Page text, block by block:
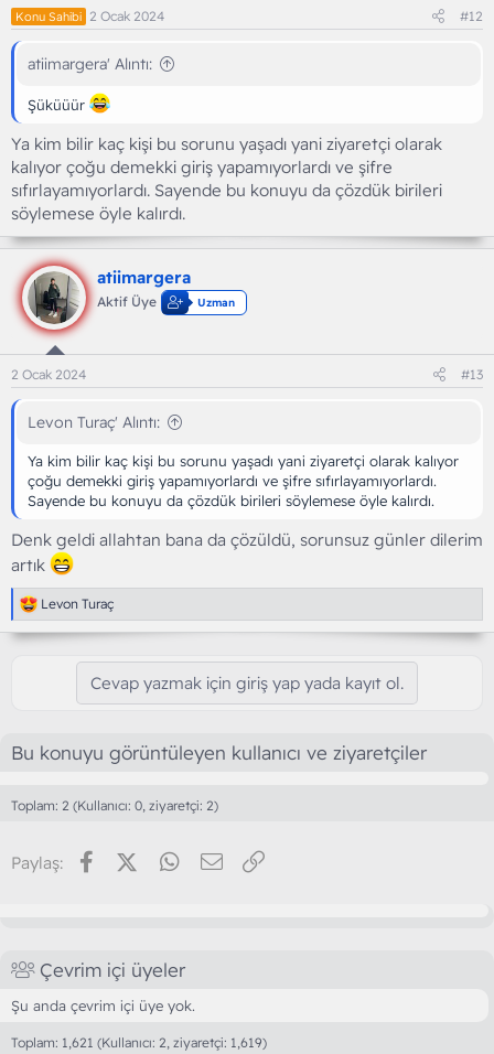
Konu Sahibi 2 Ocak 2024 #12
atiimargera' Alıntı:
Şüküüür
Ya kim bilir kaç kişi bu sorunu yaşadı yani ziyaretçi olarak
kalıyor çoğu demekki giriş yapamıyorlardı ve şifre
sıfırlayamıyorlardı. Sayende bu konuyu da çözdük birileri
söylemese öyle kalırdı.
atiimargera
Aktif Üye Uzman
2 Ocak 2024 #13
Levon Turaç' Alıntı:
Ya kim bilir kaç kişi bu sorunu yaşadı yani ziyaretçi olarak kalıyor
çoğu demekki giriş yapamıyorlardı ve şifre sıfırlayamıyorlardı.
Sayende bu konuyu da çözdük birileri söylemese öyle kalırdı.
Denk geldi allahtan bana da çözüldü, sorunsuz günler dilerim
artık
T
e
p
:
Levon Turaç
Cevap yazmak için giriş yap yada kayıt ol.
Bu konuyu görüntüleyen kullanıcı ve ziyaretçiler
Toplam: 2 (Kullanıcı: 0, ziyaretçi: 2)
Paylaş: FacebookX (Twitter)WhatsApp
E-posta
Çevrim içi üyeler
Şu anda çevrim içi üye yok.
Toplam: 1,621 (Kullanıcı: 2, ziyaretçi: 1,619)